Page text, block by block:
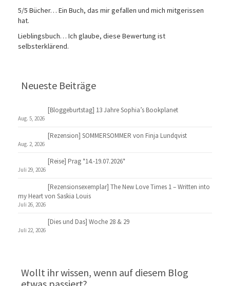
5/5 Bücher… Ein Buch, das mir gefallen und mich mitgerissen
hat.
Lieblingsbuch… Ich glaube, diese Bewertung ist
selbsterklärend.
Neueste Beiträge
[Bloggeburtstag] 13 Jahre Sophia’s Bookplanet
Aug. 5, 2026
[Rezension] SOMMERSOMMER von Finja Lundqvist
Aug. 2, 2026
[Reise] Prag *14.-19.07.2026*
Juli 29, 2026
[Rezensionsexemplar] The New Love Times 1 – Written into
my Heart von Saskia Louis
Juli 26, 2026
[Dies und Das] Woche 28 & 29
Juli 22, 2026
Wollt ihr wissen, wenn auf diesem Blog